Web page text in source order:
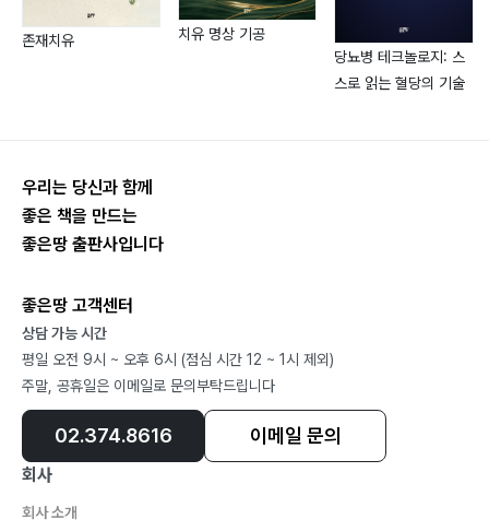
대장암 수술 적응증과 방법
〈대장암 수술 후 시기별 재활과정 한눈에 보기〉
[참고문헌]
[부록] 집에서 쉽게 따라 하는 재활 운동법 QR코드
존재치유
치유 명상 기공
당뇨병 테크놀로지: 스
스로 읽는 혈당의 기술
우리는 당신과 함께
좋은 책을 만드는
좋은땅 출판사입니다
좋은땅 고객센터
상담 가능 시간
평일 오전 9시 ~ 오후 6시 (점심 시간 12 ~ 1시 제외)
주말, 공휴일은 이메일로 문의부탁드립니다
02.374.8616 이메일 문의
회사
회사 소개